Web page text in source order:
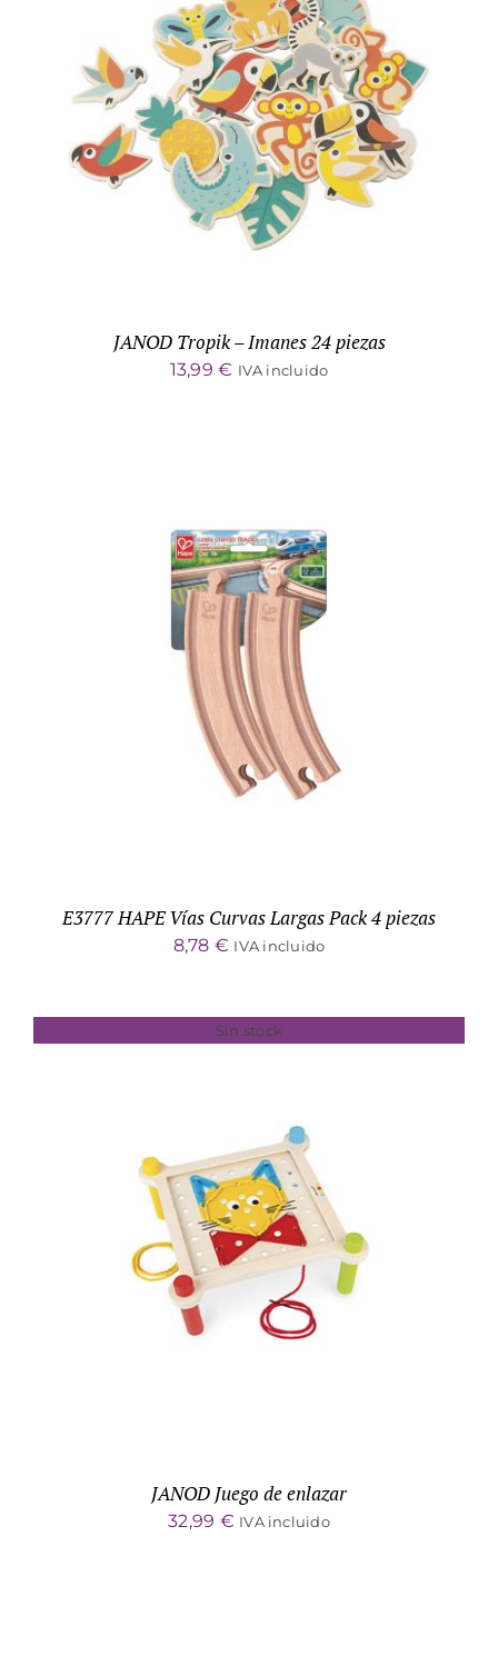
ADD TO CART / DETALLES
JANOD Tropik – Imanes 24 piezas
13,99€ IVA incluido
ADD TO CART DETALLES
E3777 HAPE Vías Curvas Largas Pack 4 piezas
8,78 € IVA incluido
Sin stock
DETALLES
JANOD Juego de enlazar
32,99 € IVA incluido